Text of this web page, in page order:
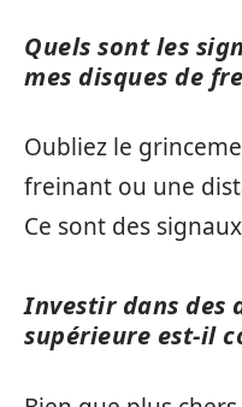
Quels sont les
mes disques de
Oubliez le
freinant ou une
Ce sont des
Investir dans des
supérieure est-il